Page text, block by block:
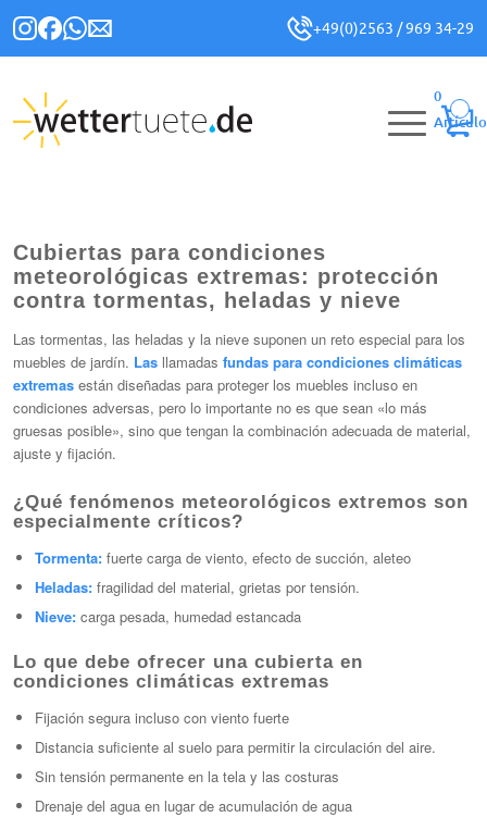
+49(0)2563 / 969 34-29
0
Artículo
Cubiertas para condiciones
meteorológicas extremas: protección
contra tormentas, heladas y nieve
Las tormentas, las heladas y la nieve suponen un reto especial para los
muebles de jardín. Las llamadas fundas para condiciones climáticas
extremas están diseñadas para proteger los muebles incluso en
condiciones adversas, pero lo importante no es que sean «lo más
gruesas posible», sino que tengan la combinación adecuada de material,
ajuste y fijación.
¿Qué fenómenos meteorológicos extremos son
especialmente críticos?
Tormenta: fuerte carga de viento, efecto de succión, aleteo
Heladas: fragilidad del material, grietas por tensión.
Nieve: carga pesada, humedad estancada
Lo que debe ofrecer una cubierta en
condiciones climáticas extremas
Fijación segura incluso con viento fuerte
Distancia suficiente al suelo para permitir la circulación del aire.
Sin tensión permanente en la tela y las costuras
Drenaje del agua en lugar de acumulación de agua